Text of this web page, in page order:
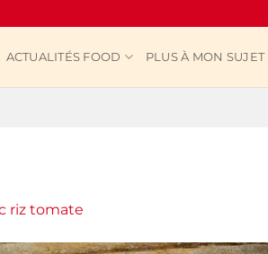
ACTUALITÉS FOOD PLUS À MON SUJET
riz tomate